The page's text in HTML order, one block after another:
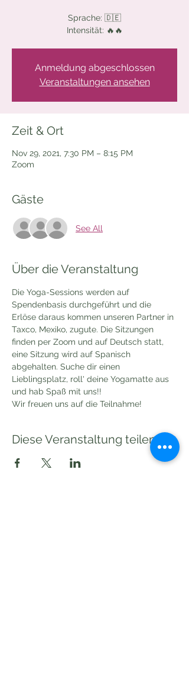
Sprache: 🇩🇪
Intensität: 🔥🔥
Anmeldung abgeschlossen
Veranstaltungen ansehen
Zeit & Ort
Nov 29, 2021, 7:30 PM – 8:15 PM
Zoom
Gäste
See All
Über die Veranstaltung
Die Yoga-Sessions werden auf
Spendenbasis durchgeführt und die
Erlöse daraus kommen unseren Partner in
Taxco, Mexiko, zugute. Die Sitzungen
finden per Zoom und auf Deutsch statt,
eine Sitzung wird auf Spanisch
abgehalten. Suche dir einen
Lieblingsplatz, roll' deine Yogamatte aus
und hab Spaß mit uns!!
Wir freuen uns auf die Teilnahme!
Diese Veranstaltung teilen